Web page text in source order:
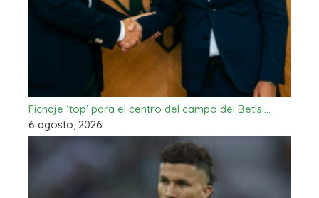
Fichaje ‘top’ para el centro del campo del Betis:…
6 agosto, 2026